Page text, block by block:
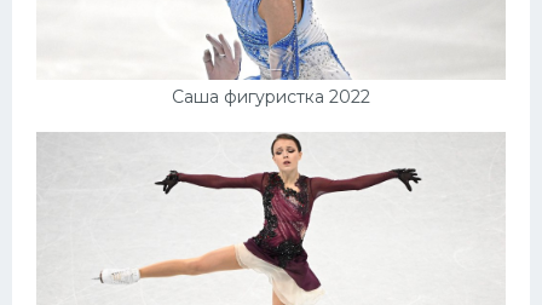
Саша фигуристка 2022